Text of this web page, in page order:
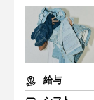
給与